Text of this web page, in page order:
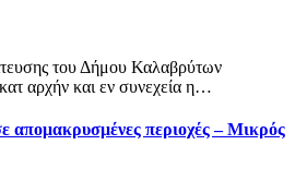
του Δήμου Καλαβρύτων
αρχήν και εν συνεχεία η…
απομακρυσμένες περιοχές – Μικρός